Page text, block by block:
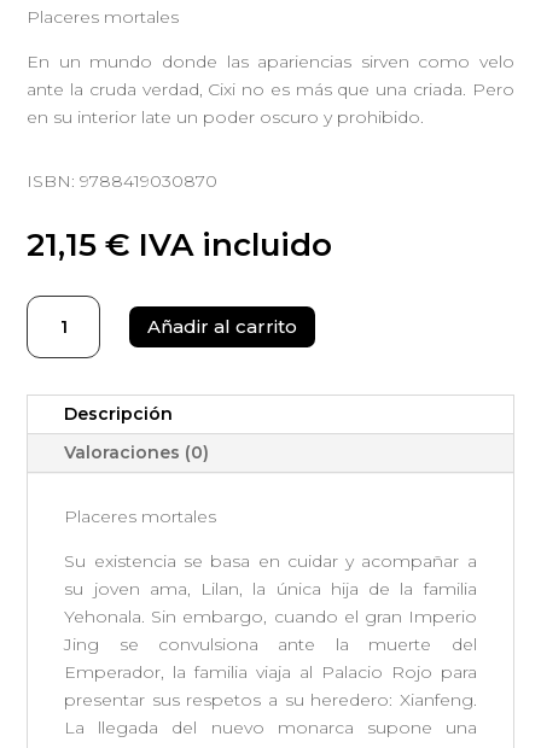
Placeres mortales
En un mundo donde las apariencias sirven como velo
ante la cruda verdad, Cixi no es más que una criada. Pero
en su interior late un poder oscuro y prohibido.
ISBN: 9788419030870
21,15€ IVA incluido
Placeres
mortales
cantidad
Añadir al carrito
Descripción
Valoraciones (0)
Placeres mortales
Su existencia se basa en cuidar y acompañar a
su joven ama, Lilan, la única hija de la familia
Yehonala. Sin embargo, cuando el gran Imperio
Jing se convulsiona ante la muerte del
Emperador, la familia viaja al Palacio Rojo para
presentar sus respetos a su heredero: Xianfeng.
La llegada del nuevo monarca supone una